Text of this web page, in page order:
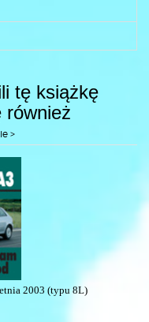
tę książkę
również
>
2003 (typu 8L)